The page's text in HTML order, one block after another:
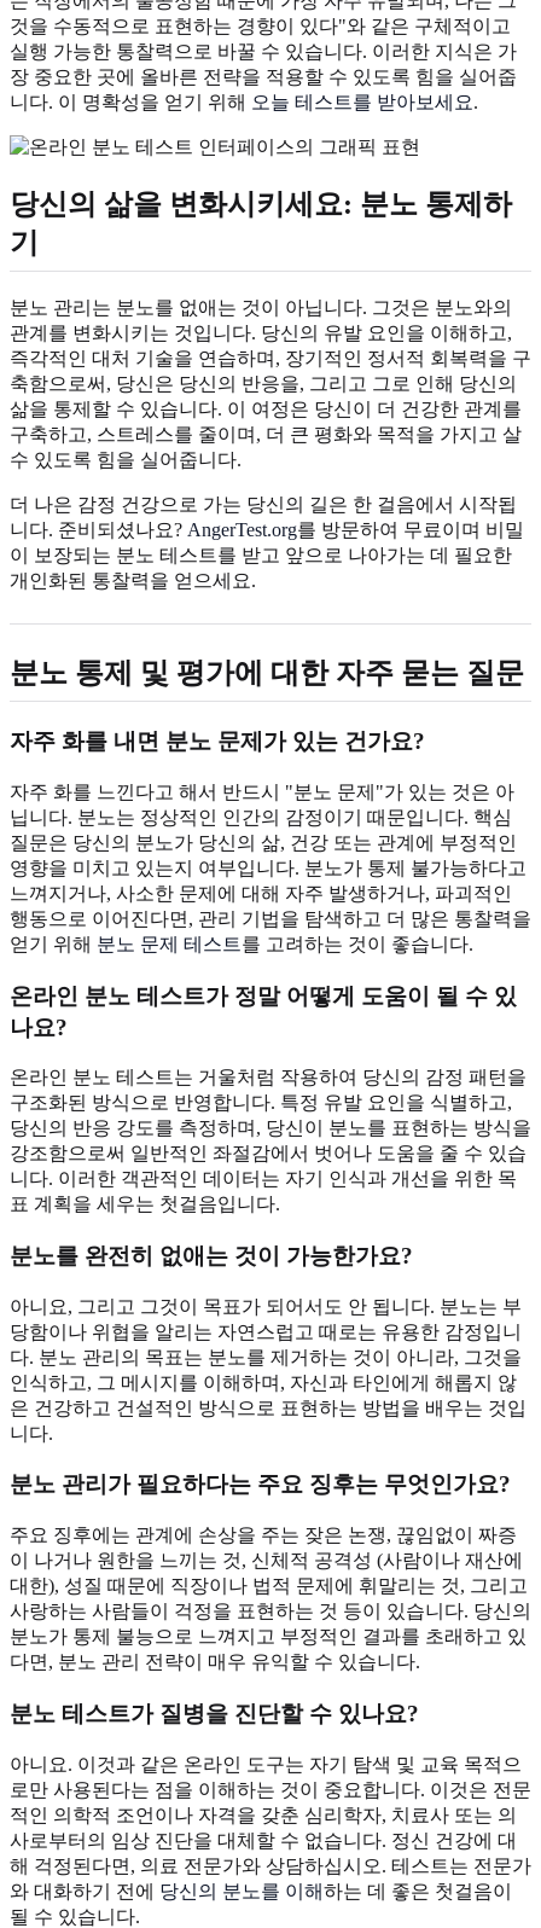
것을 수동적으로 표현하는 경향이 있다"와 같은 구체적이고
실행 가능한 통찰력으로 바꿀 수 있습니다. 이러한 지식은 가
장 중요한 곳에 올바른 전략을 적용할 수 있도록 힘을 실어줍
니다. 이 명확성을 얻기 위해 오늘 테스트를 받아보세요.
당신의 삶을 변화시키세요: 분노 통제하
기
분노 관리는 분노를 없애는 것이 아닙니다. 그것은 분노와의
관계를 변화시키는 것입니다. 당신의 유발 요인을 이해하고,
즉각적인 대처 기술을 연습하며, 장기적인 정서적 회복력을 구
축함으로써, 당신은 당신의 반응을, 그리고 그로 인해 당신의
삶을 통제할 수 있습니다. 이 여정은 당신이 더 건강한 관계를
구축하고, 스트레스를 줄이며, 더 큰 평화와 목적을 가지고 살
수 있도록 힘을 실어줍니다.
더 나은 감정 건강으로 가는 당신의 길은 한 걸음에서 시작됩
니다. 준비되셨나요? AngerTest.org를 방문하여 무료이며 비밀
이 보장되는 분노 테스트를 받고 앞으로 나아가는 데 필요한
개인화된 통찰력을 얻으세요.
분노 통제 및 평가에 대한 자주 묻는 질문
자주 화를 내면 분노 문제가 있는 건가요?
자주 화를 느낀다고 해서 반드시 "분노 문제"가 있는 것은 아
닙니다. 분노는 정상적인 인간의 감정이기 때문입니다. 핵심
질문은 당신의 분노가 당신의 삶, 건강 또는 관계에 부정적인
영향을 미치고 있는지 여부입니다. 분노가 통제 불가능하다고
느껴지거나, 사소한 문제에 대해 자주 발생하거나, 파괴적인
행동으로 이어진다면, 관리 기법을 탐색하고 더 많은 통찰력을
얻기 위해 분노 문제 테스트를 고려하는 것이 좋습니다.
온라인 분노 테스트가 정말 어떻게 도움이 될 수 있
나요?
온라인 분노 테스트는 거울처럼 작용하여 당신의 감정 패턴을
구조화된 방식으로 반영합니다. 특정 유발 요인을 식별하고,
당신의 반응 강도를 측정하며, 당신이 분노를 표현하는 방식을
강조함으로써 일반적인 좌절감에서 벗어나 도움을 줄 수 있습
니다. 이러한 객관적인 데이터는 자기 인식과 개선을 위한 목
표 계획을 세우는 첫걸음입니다.
분노를 완전히 없애는 것이 가능한가요?
아니요, 그리고 그것이 목표가 되어서도 안 됩니다. 분노는 부
당함이나 위협을 알리는 자연스럽고 때로는 유용한 감정입니
다. 분노 관리의 목표는 분노를 제거하는 것이 아니라, 그것을
인식하고, 그 메시지를 이해하며, 자신과 타인에게 해롭지 않
은 건강하고 건설적인 방식으로 표현하는 방법을 배우는 것입
니다.
분노 관리가 필요하다는 주요 징후는 무엇인가요?
주요 징후에는 관계에 손상을 주는 잦은 논쟁, 끊임없이 짜증
이 나거나 원한을 느끼는 것, 신체적 공격성 (사람이나 재산에
대한), 성질 때문에 직장이나 법적 문제에 휘말리는 것, 그리고
사랑하는 사람들이 걱정을 표현하는 것 등이 있습니다. 당신의
분노가 통제 불능으로 느껴지고 부정적인 결과를 초래하고 있
다면, 분노 관리 전략이 매우 유익할 수 있습니다.
분노 테스트가 질병을 진단할 수 있나요?
아니요. 이것과 같은 온라인 도구는 자기 탐색 및 교육 목적으
로만 사용된다는 점을 이해하는 것이 중요합니다. 이것은 전문
적인 의학적 조언이나 자격을 갖춘 심리학자, 치료사 또는 의
사로부터의 임상 진단을 대체할 수 없습니다. 정신 건강에 대
해 걱정된다면, 의료 전문가와 상담하십시오. 테스트는 전문가
와 대화하기 전에 당신의 분노를 이해하는 데 좋은 첫걸음이
될 수 있습니다.